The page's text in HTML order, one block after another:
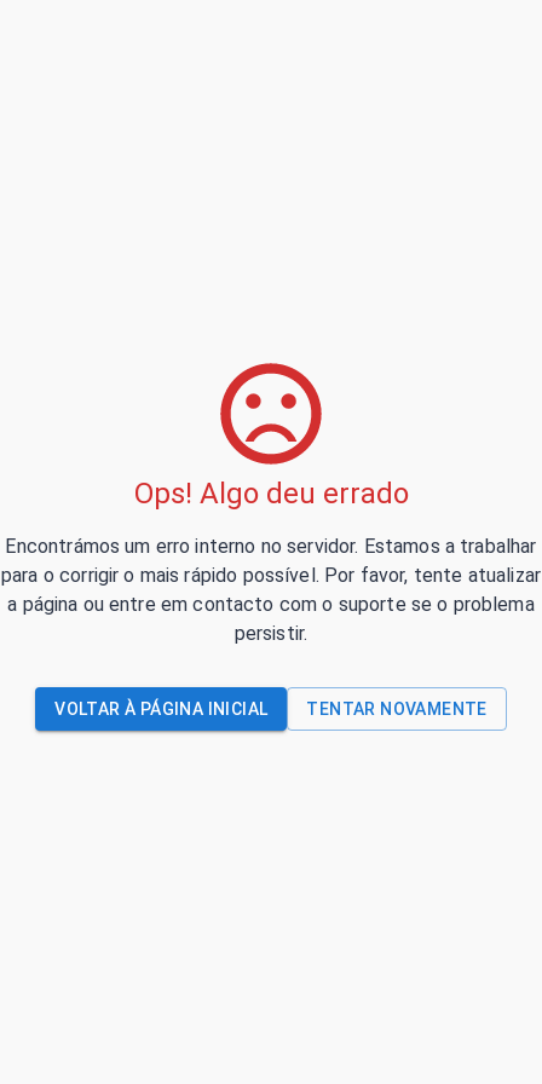
Ops! Algo deu errado
Encontrámos um erro interno no servidor. Estamos a trabalhar
para o corrigir o mais rápido possível. Por favor, tente atualizar
a página ou entre em contacto com o suporte se o problema
persistir.
VOLTAR À PÁGINA INICIAL TENTAR NOVAMENTE